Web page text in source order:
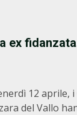
ex
12 aprile,
del Vallo